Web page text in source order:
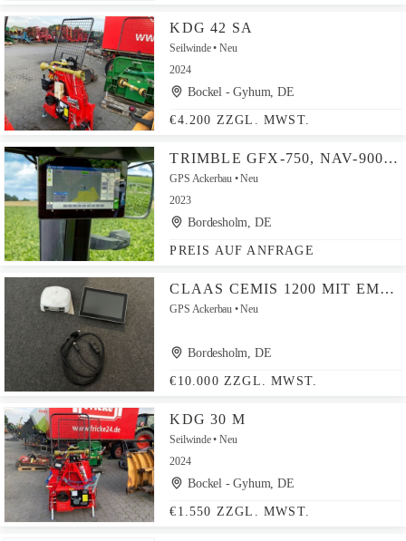
KDG 42 SA
Seilwinde
Neu
2024
Bockel - Gyhum, DE
€4.200 ZZGL. MWST.
TRIMBLE GFX-750, NAV-900, RTK LENKSYSTEM
GPS Ackerbau
Neu
2023
Bordesholm, DE
PREIS AUF ANFRAGE
CLAAS CEMIS 1200 MIT EMPFÄNGER RTK
GPS Ackerbau Neu
Bordesholm, DE
€10.000 ZZGL. MWST.
KDG 30 M
Seilwinde
Neu
2024
Bockel - Gyhum, DE
€1.550 ZZGL. MWST.